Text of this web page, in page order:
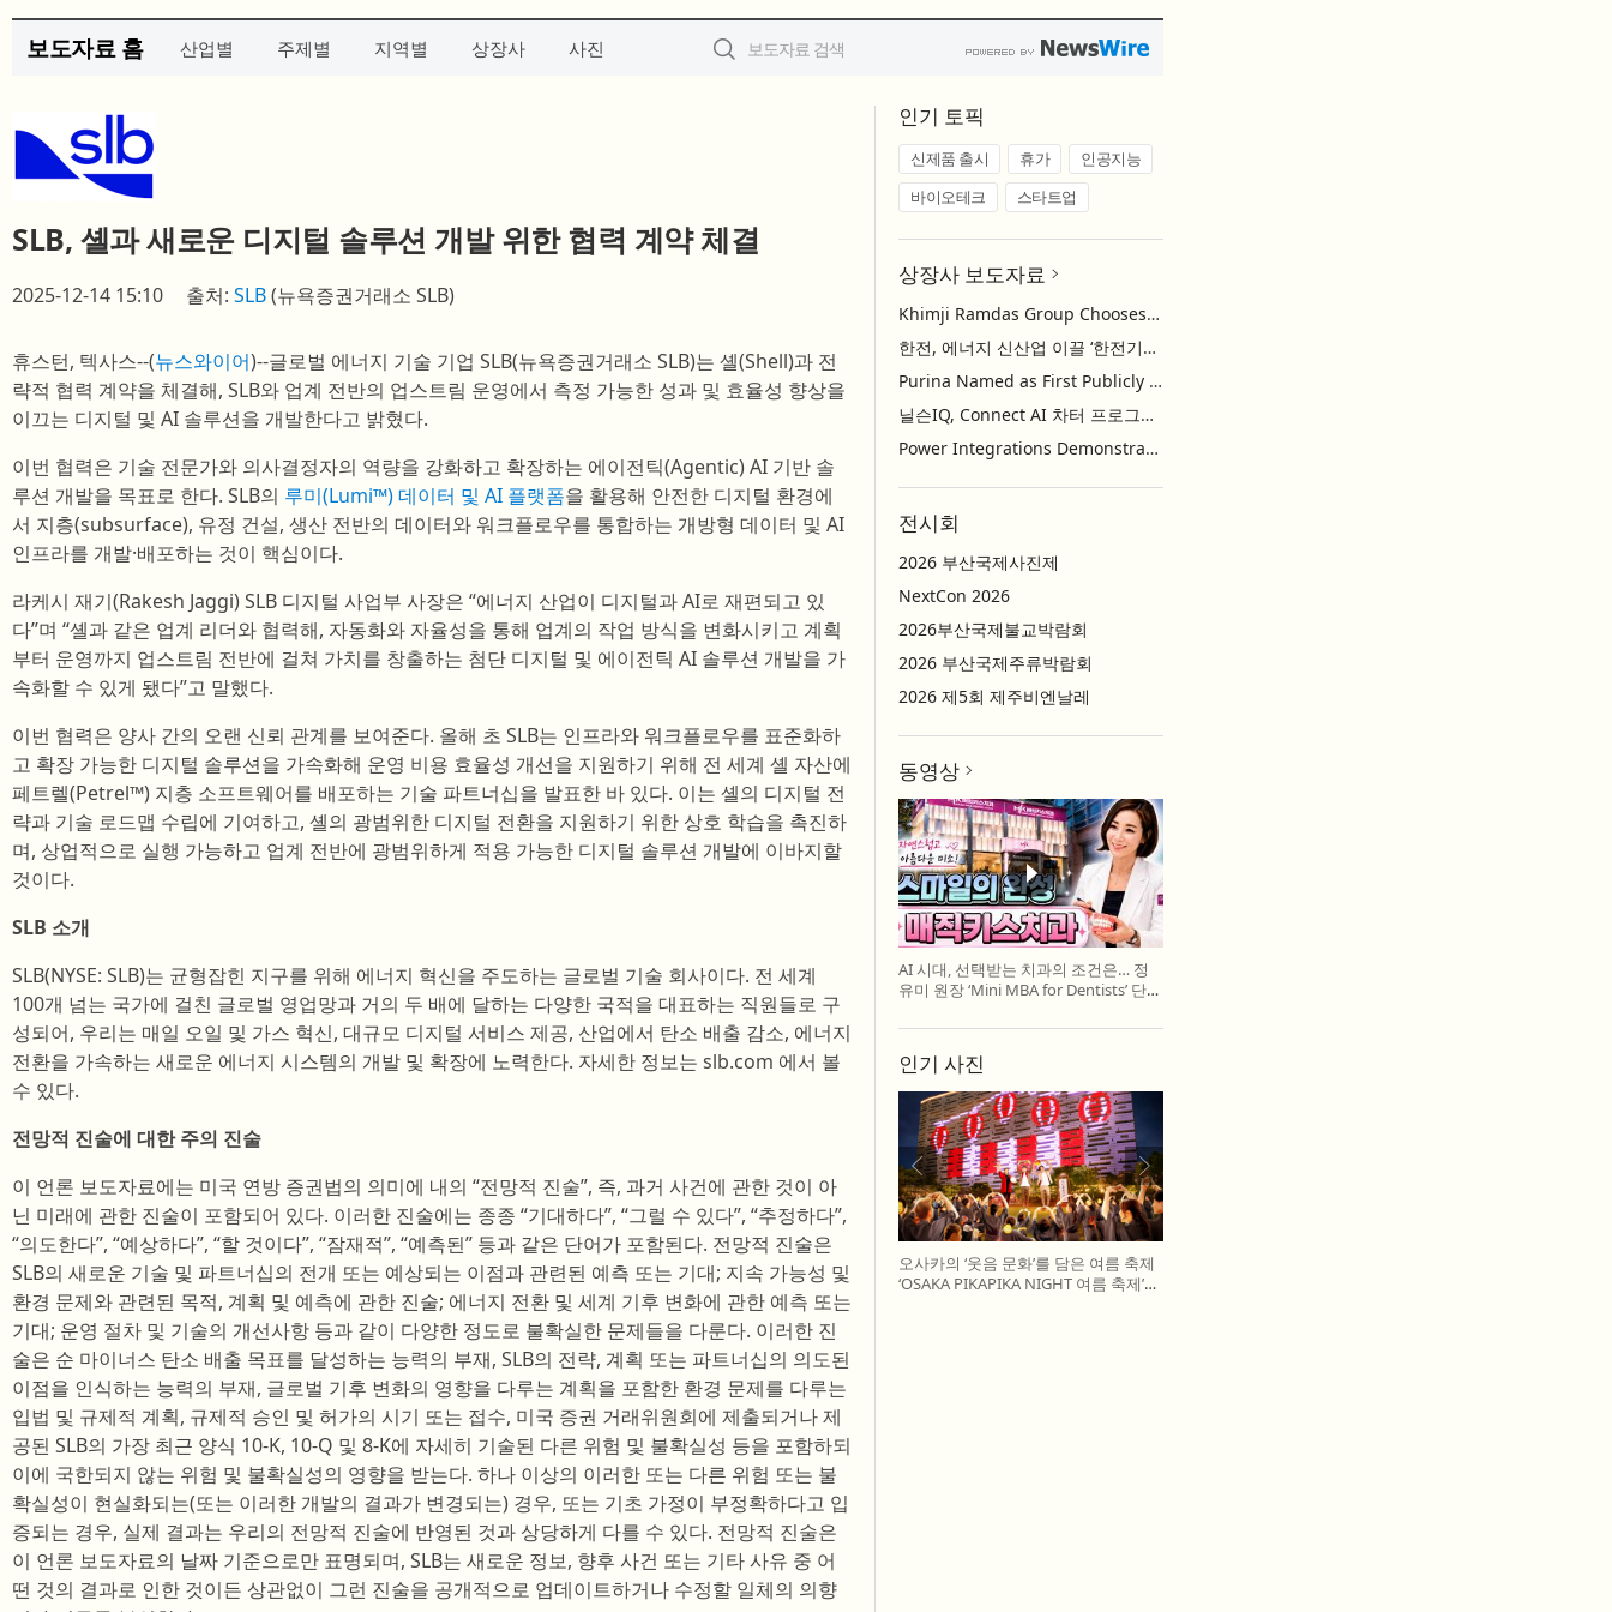
보도자료 홈 산업별 주제별 지역별 상장사 사진
SLB, 셸과 새로운 디지털 솔루션 개발 위한 협력 계약 체결
2025-12-14 15:10 출처: SLB(뉴욕증권거래소 SLB)
휴스턴, 텍사스--(뉴스와이어)--글로벌 에너지 기술 기업 SLB(뉴욕증권거래소 SLB)는 셸(Shell)과 전
략적 협력 계약을 체결해, SLB와 업계 전반의 업스트림 운영에서 측정 가능한 성과 및 효율성 향상을
이끄는 디지털 및 AI 솔루션을 개발한다고 밝혔다.
이번 협력은 기술 전문가와 의사결정자의 역량을 강화하고 확장하는 에이전틱(Agentic) AI 기반 솔
루션 개발을 목표로 한다. SLB의 루미(Lumi™) 데이터 및 AI 플랫폼을 활용해 안전한 디지털 환경에
서 지층(subsurface), 유정 건설, 생산 전반의 데이터와 워크플로우를 통합하는 개방형 데이터 및 AI
인프라를 개발·배포하는 것이 핵심이다.
라케시 재기(Rakesh Jaggi) SLB 디지털 사업부 사장은 “에너지 산업이 디지털과 AI로 재편되고 있
다”며 “셸과 같은 업계 리더와 협력해, 자동화와 자율성을 통해 업계의 작업 방식을 변화시키고 계획
부터 운영까지 업스트림 전반에 걸쳐 가치를 창출하는 첨단 디지털 및 에이전틱 AI 솔루션 개발을 가
속화할 수 있게 됐다”고 말했다.
이번 협력은 양사 간의 오랜 신뢰 관계를 보여준다. 올해 초 SLB는 인프라와 워크플로우를 표준화하
고 확장 가능한 디지털 솔루션을 가속화해 운영 비용 효율성 개선을 지원하기 위해 전 세계 셸 자산에
페트렐(Petrel™) 지층 소프트웨어를 배포하는 기술 파트너십을 발표한 바 있다. 이는 셸의 디지털 전
략과 기술 로드맵 수립에 기여하고, 셸의 광범위한 디지털 전환을 지원하기 위한 상호 학습을 촉진하
며, 상업적으로 실행 가능하고 업계 전반에 광범위하게 적용 가능한 디지털 솔루션 개발에 이바지할
것이다.
SLB 소개
SLB(NYSE: SLB)는 균형잡힌 지구를 위해 에너지 혁신을 주도하는 글로벌 기술 회사이다. 전 세계
100개 넘는 국가에 걸친 글로벌 영업망과 거의 두 배에 달하는 다양한 국적을 대표하는 직원들로 구
성되어, 우리는 매일 오일 및 가스 혁신, 대규모 디지털 서비스 제공, 산업에서 탄소 배출 감소, 에너지
전환을 가속하는 새로운 에너지 시스템의 개발 및 확장에 노력한다. 자세한 정보는 slb.com 에서 볼
수 있다.
전망적 진술에 대한 주의 진술
이 언론 보도자료에는 미국 연방 증권법의 의미에 내의 “전망적 진술”, 즉, 과거 사건에 관한 것이 아
닌 미래에 관한 진술이 포함되어 있다. 이러한 진술에는 종종 “기대하다”, “그럴 수 있다”, “추정하다”,
“의도한다”, “예상하다”, “할 것이다”, “잠재적”, “예측된” 등과 같은 단어가 포함된다. 전망적 진술은
SLB의 새로운 기술 및 파트너십의 전개 또는 예상되는 이점과 관련된 예측 또는 기대; 지속 가능성 및
환경 문제와 관련된 목적, 계획 및 예측에 관한 진술; 에너지 전환 및 세계 기후 변화에 관한 예측 또는
기대; 운영 절차 및 기술의 개선사항 등과 같이 다양한 정도로 불확실한 문제들을 다룬다. 이러한 진
술은 순 마이너스 탄소 배출 목표를 달성하는 능력의 부재, SLB의 전략, 계획 또는 파트너십의 의도된
이점을 인식하는 능력의 부재, 글로벌 기후 변화의 영향을 다루는 계획을 포함한 환경 문제를 다루는
입법 및 규제적 계획, 규제적 승인 및 허가의 시기 또는 접수, 미국 증권 거래위원회에 제출되거나 제
공된 SLB의 가장 최근 양식 10-K, 10-Q 및 8-K에 자세히 기술된 다른 위험 및 불확실성 등을 포함하되
이에 국한되지 않는 위험 및 불확실성의 영향을 받는다. 하나 이상의 이러한 또는 다른 위험 또는 불
확실성이 현실화되는(또는 이러한 개발의 결과가 변경되는) 경우, 또는 기초 가정이 부정확하다고 입
증되는 경우, 실제 결과는 우리의 전망적 진술에 반영된 것과 상당하게 다를 수 있다. 전망적 진술은
이 언론 보도자료의 날짜 기준으로만 표명되며, SLB는 새로운 정보, 향후 사건 또는 기타 사유 중 어
떤 것의 결과로 인한 것이든 상관없이 그런 진술을 공개적으로 업데이트하거나 수정할 일체의 의향
인기 토픽
신제품 출시 휴가
인공지능
바이오테크
스타트업
상장사 보도자료
Khimji Ramdas Group Chooses Rimini Street to Reduce SAP Support Costs, Protect 700+ Customizations and Reinvest Savings in Innovation
한전, 에너지 신산업 이끌 ‘한전기술지주’ 공식 출범
Purina Named as First Publicly Announced NIQ ConnectAI Charter Client
닐슨IQ, Connect AI 차터 프로그램 최초 고객사 ‘퓨리나’ 선정
Power Integrations Demonstrates World’s First 2200 V GaN Technology for Next-Era High-Voltage Power Systems
전시회
2026 부산국제사진제
NextCon 2026
2026부산국제불교박람회
2026 부산국제주류박람회
2026 제5회 제주비엔날레
동영상
AI 시대, 선택받는 치과의 조건은… 정
유미 원장 ‘Mini MBA for Dentists’ 단독
인기 사진
오사카의 ‘웃음 문화’를 담은 여름 축제
‘OSAKA PIKAPIKA NIGHT 여름 축제’